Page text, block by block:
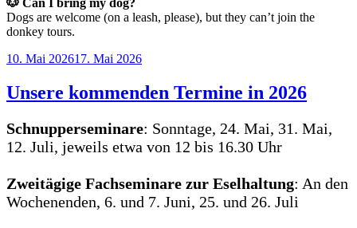
Dogs are welcome (on a leash, please), but they can’t join the
donkey tours.
Veröffentlicht
10. Mai 202617. Mai 2026
Unsere kommenden Termine in 2026
Schnupperseminare: Sonntage, 24. Mai, 31. Mai,
12. Juli, jeweils etwa von 12 bis 16.30 Uhr
Zweitägige Fachseminare zur Eselhaltung: An den
Wochenenden, 6. und 7. Juni, 25. und 26. Juli